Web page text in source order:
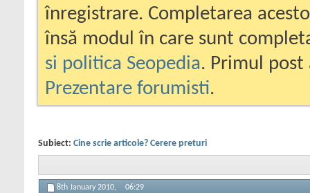
înregistrare. Completarea
însă modul în care sunt
si politica Seopedia. Primul
Prezentare forumisti.
Subiect: Cine scrie articole? Cerere preturi
8th January 2010, 06:29